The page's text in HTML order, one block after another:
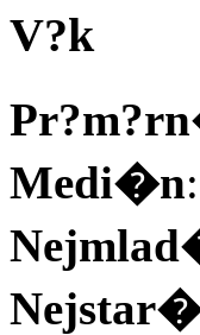
V?k
Medi�n